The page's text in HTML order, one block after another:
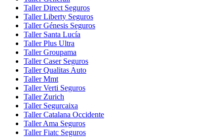
Taller Direct Seguros
Taller Liberty Seguros
Taller Génesis Seguros
Taller Santa Lucía
Taller Plus Ultra
Taller Groupama
Taller Caser Seguros
Taller Qualitas Auto
Taller Mmt
Taller Verti Seguros
Taller Zurich
Taller Segurcaixa
Taller Catalana Occidente
Taller Ama Seguros
Taller Fiatc Seguros